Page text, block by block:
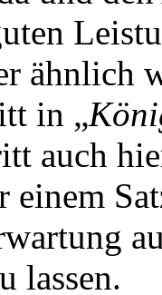
ähnlich
in „
auch
einem
lassen.